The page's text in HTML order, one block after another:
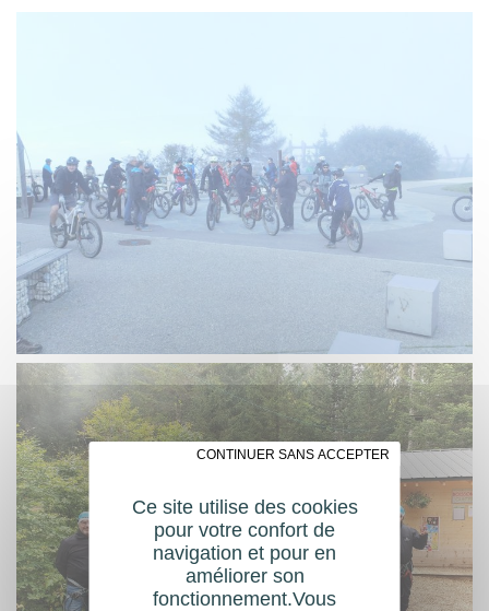
Ce site utilise des cookies
pour votre confort de
navigation et pour en
améliorer son
fonctionnement.Vous
✗ CONTINUER SANS ACCEPTER